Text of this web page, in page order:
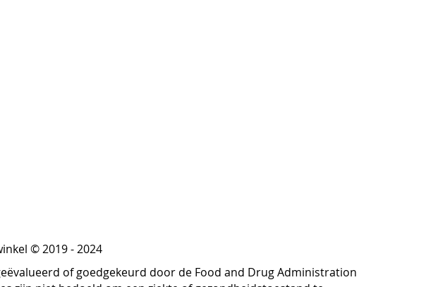
© 2019 - 2024
of goedgekeurd door de Food and Drug Administration